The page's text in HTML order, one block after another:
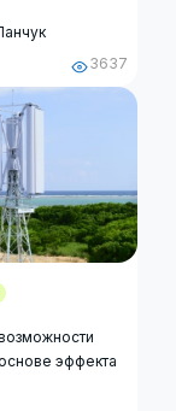
3637
эффекта